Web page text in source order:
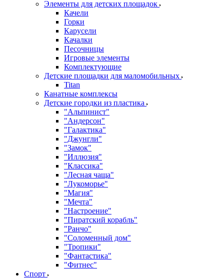
Элементы для детских площадок
Качели
Горки
Карусели
Качалки
Песочницы
Игровые элементы
Комплектующие
Детские площадки для маломобильных
Titan
Канатные комплексы
Детские городки из пластика
"Альпинист"
"Андерсон"
"Галактика"
"Джунгли"
"Замок"
"Иллюзия"
"Классика"
"Лесная чаща"
"Лукоморье"
"Магия"
"Мечта"
"Настроение"
"Пиратский корабль"
"Ранчо"
"Соломенный дом"
"Тропики"
"Фантастика"
"Фитнес"
Спорт